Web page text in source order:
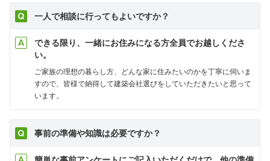
一人で相談に行ってもよいですか？
できる限り、一緒にお住みになる方全員でお越しくださ
い。
ご家族の理想の暮らし方、どんな家に住みたいのかを丁寧に伺いま
すので、皆様で納得して建築会社選びをしていただきたいと思って
います。
事前の準備や知識は必要ですか？